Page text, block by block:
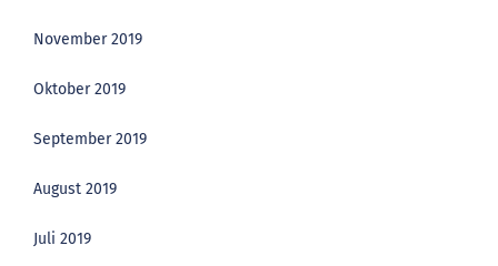
November 2019
Oktober 2019
September 2019
August 2019
Juli 2019